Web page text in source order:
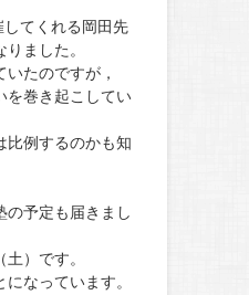
てくれる岡田先
ました。
たのですが，
を巻き起こしてい
比例するのかも知
の予定も届きまし
）です。
なっています。